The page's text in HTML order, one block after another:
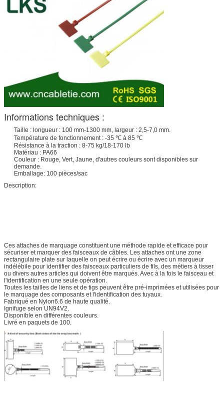
Informations techniques :
Taille : longueur : 100 mm-1300 mm, largeur : 2,5-7,0 mm.
Température de fonctionnement : -35 ℃ à 85 ℃
Résistance à la traction : 8-75 kg/18-170 lb
Matériau : PA66
Couleur : Rouge, Vert, Jaune, d'autres couleurs sont disponibles sur
demande.
Emballage: 100 pièces/sac
Description:
Ces attaches de marquage constituent une méthode rapide et efficace pour
sécuriser et marquer des faisceaux de câbles. Les attaches ont une zone
rectangulaire plate sur laquelle on peut écrire ou écrire avec un marqueur
indélébile pour identifier des faisceaux particuliers de fils, des métiers à tisser
ou divers autres articles qui doivent être marqués. Avec à la fois le faisceau et
l'identification en une seule opération.
Toutes les tailles de liens et de tigs peuvent être pré-imprimées et utilisées pour
le marquage des composants et l'identification des tuyaux.
Fabriqué en Nylon6.6 de haute qualité.
Ignifuge selon UN94V2.
Disponible en différentes couleurs.
Livré en paquets de 100.